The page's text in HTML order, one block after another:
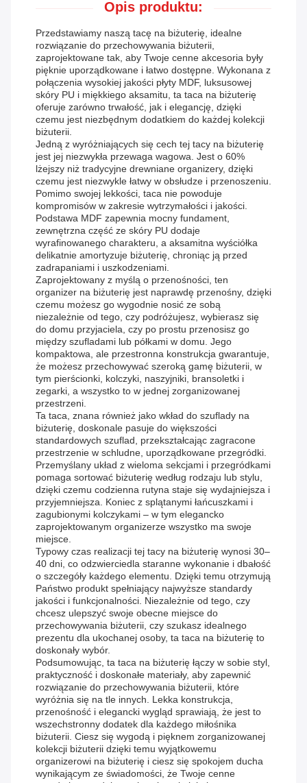
Opis produktu:
Przedstawiamy naszą tacę na biżuterię, idealne
rozwiązanie do przechowywania biżuterii,
zaprojektowane tak, aby Twoje cenne akcesoria były
pięknie uporządkowane i łatwo dostępne. Wykonana z
połączenia wysokiej jakości płyty MDF, luksusowej
skóry PU i miękkiego aksamitu, ta taca na biżuterię
oferuje zarówno trwałość, jak i elegancję, dzięki
czemu jest niezbędnym dodatkiem do każdej kolekcji
biżuterii.
Jedną z wyróżniających się cech tej tacy na biżuterię
jest jej niezwykła przewaga wagowa. Jest o 60%
lżejszy niż tradycyjne drewniane organizery, dzięki
czemu jest niezwykle łatwy w obsłudze i przenoszeniu.
Pomimo swojej lekkości, taca nie powoduje
kompromisów w zakresie wytrzymałości i jakości.
Podstawa MDF zapewnia mocny fundament,
zewnętrzna część ze skóry PU dodaje
wyrafinowanego charakteru, a aksamitna wyściółka
delikatnie amortyzuje biżuterię, chroniąc ją przed
zadrapaniami i uszkodzeniami.
Zaprojektowany z myślą o przenośności, ten
organizer na biżuterię jest naprawdę przenośny, dzięki
czemu możesz go wygodnie nosić ze sobą
niezależnie od tego, czy podróżujesz, wybierasz się
do domu przyjaciela, czy po prostu przenosisz go
między szufladami lub półkami w domu. Jego
kompaktowa, ale przestronna konstrukcja gwarantuje,
że możesz przechowywać szeroką gamę biżuterii, w
tym pierścionki, kolczyki, naszyjniki, bransoletki i
zegarki, a wszystko to w jednej zorganizowanej
przestrzeni.
Ta taca, znana również jako wkład do szuflady na
biżuterię, doskonale pasuje do większości
standardowych szuflad, przekształcając zagracone
przestrzenie w schludne, uporządkowane przegródki.
Przemyślany układ z wieloma sekcjami i przegródkami
pomaga sortować biżuterię według rodzaju lub stylu,
dzięki czemu codzienna rutyna staje się wydajniejsza i
przyjemniejsza. Koniec z splątanymi łańcuszkami i
zagubionymi kolczykami – w tym elegancko
zaprojektowanym organizerze wszystko ma swoje
miejsce.
Typowy czas realizacji tej tacy na biżuterię wynosi 30–
40 dni, co odzwierciedla staranne wykonanie i dbałość
o szczegóły każdego elementu. Dzięki temu otrzymują
Państwo produkt spełniający najwyższe standardy
jakości i funkcjonalności. Niezależnie od tego, czy
chcesz ulepszyć swoje obecne miejsce do
przechowywania biżuterii, czy szukasz idealnego
prezentu dla ukochanej osoby, ta taca na biżuterię to
doskonały wybór.
Podsumowując, ta taca na biżuterię łączy w sobie styl,
praktyczność i doskonałe materiały, aby zapewnić
rozwiązanie do przechowywania biżuterii, które
wyróżnia się na tle innych. Lekka konstrukcja,
przenośność i elegancki wygląd sprawiają, że jest to
wszechstronny dodatek dla każdego miłośnika
biżuterii. Ciesz się wygodą i pięknem zorganizowanej
kolekcji biżuterii dzięki temu wyjątkowemu
organizerowi na biżuterię i ciesz się spokojem ducha
wynikającym ze świadomości, że Twoje cenne